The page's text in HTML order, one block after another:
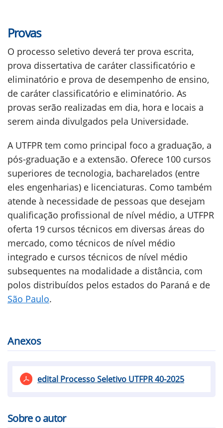
Provas
O processo seletivo deverá ter prova escrita,
prova dissertativa de caráter classificatório e
eliminatório e prova de desempenho de ensino,
de caráter classificatório e eliminatório. As
provas serão realizadas em dia, hora e locais a
serem ainda divulgados pela Universidade.
A UTFPR tem como principal foco a graduação, a
pós-graduação e a extensão. Oferece 100 cursos
superiores de tecnologia, bacharelados (entre
eles engenharias) e licenciaturas. Como também
atende à necessidade de pessoas que desejam
qualificação profissional de nível médio, a UTFPR
oferta 19 cursos técnicos em diversas áreas do
mercado, como técnicos de nível médio
integrado e cursos técnicos de nível médio
subsequentes na modalidade a distância, com
polos distribuídos pelos estados do Paraná e de
São Paulo.
Anexos
edital Processo Seletivo UTFPR 40-2025
Sobre o autor